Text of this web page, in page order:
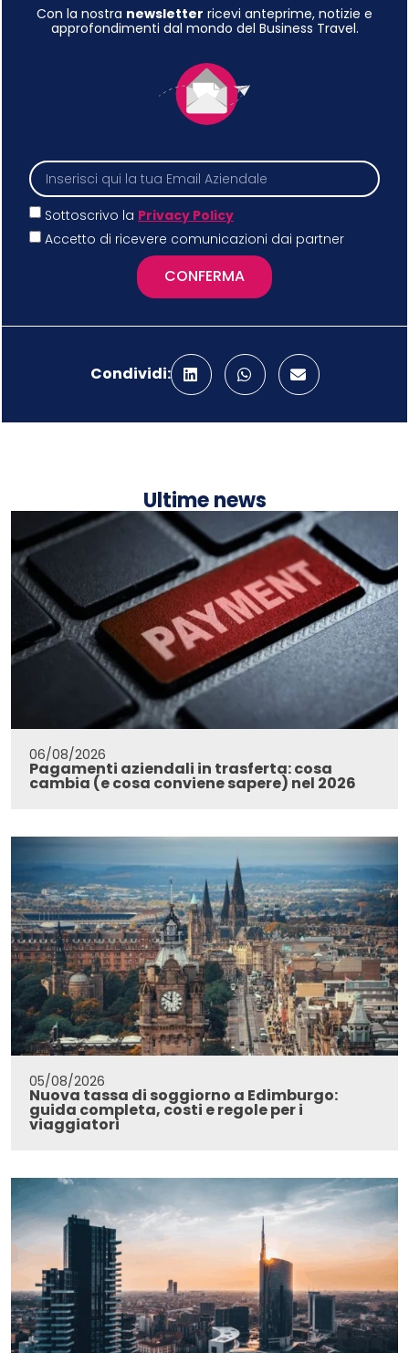
Con la nostra newsletter ricevi anteprime, notizie e
approfondimenti dal mondo del Business Travel.
Sottoscrivo la Privacy Policy
Accetto di ricevere comunicazioni dai partner
CONFERMA
Condividi:
Ultime news
06/08/2026
Pagamenti aziendali in trasferta: cosa
cambia (e cosa conviene sapere) nel 2026
05/08/2026
Nuova tassa di soggiorno a Edimburgo:
guida completa, costi e regole per i
viaggiatori